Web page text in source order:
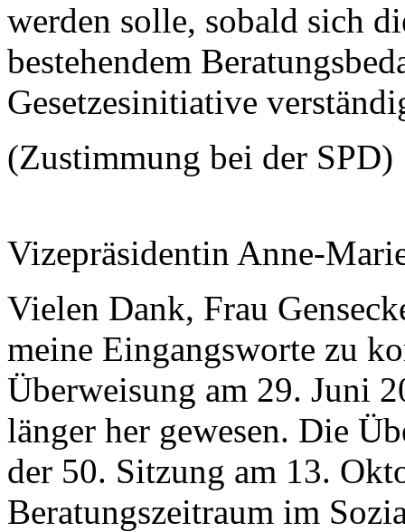
werden solle, sobald sich
bestehendem
Gesetzesinitiative
(Zustimmung bei der SPD)
Vizepräsidentin Anne-
Vielen Dank, Frau
meine Eingangsworte zu
Überweisung am 29. Juni
länger her gewesen. Die
der 50. Sitzung am 13.
Beratungszeitraum im